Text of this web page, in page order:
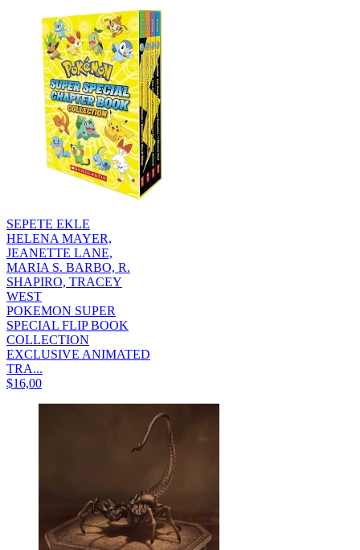
SEPETE EKLE
HELENA MAYER,
JEANETTE LANE,
MARIA S. BARBO, R.
SHAPIRO, TRACEY
WEST
POKEMON SUPER
SPECIAL FLIP BOOK
COLLECTION
EXCLUSIVE ANIMATED
TRA...
$16,00